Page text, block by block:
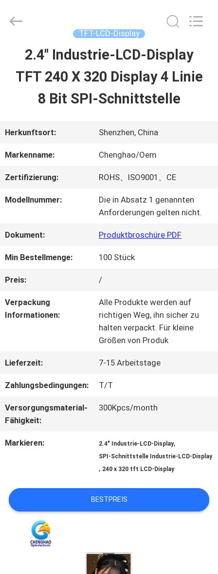
HAUSE
ÜBER
UNS
WERKSBESICHTIGUNG
KONTAKT
MIT
BITTE UM
EIN
ANGEBOT
SITEMAP
POLICY
ChengHao
Reserved.
TFT-LCD-Display
2.4" Industrie-LCD-Display
TFT 240 X 320 Display 4 Linie
8 Bit SPI-Schnittstelle
Herkunftsort: Shenzhen, China
Markenname: Chenghao/Oem
Zertifizierung: ROHS、ISO9001、CE
Modellnummer:
Die in Absatz 1 genannten
Anforderungen gelten nicht.
Dokument: Produktbroschüre PDF
Min Bestellmenge: 100 Stück
Preis: /
Verpackung
Informationen:
Alle Produkte werden auf
richtigen Weg, ihn sicher zu
halten verpackt. Für kleine
Größen von Produk
Lieferzeit: 7-15 Arbeitstage
Zahlungsbedingungen: T/T
Versorgungsmaterial-
Fähigkeit:
300Kpcs/month
Markieren: 2.4" Industrie-LCD-Display,
SPI-Schnittstelle Industrie-LCD-Display
, 240 x 320 tft LCD-Display
BESTPREIS